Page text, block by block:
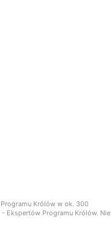
Królów w ok. 300
Ekspertów Programu Królów. Nie